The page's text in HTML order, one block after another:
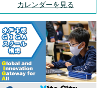
カレンダーを見る